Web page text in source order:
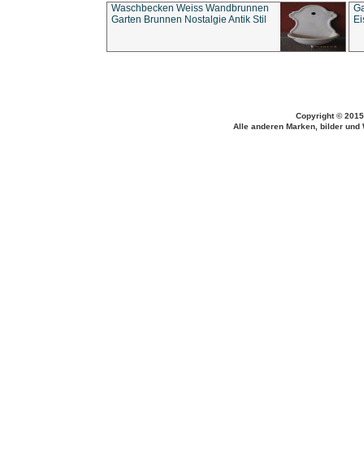
Waschbecken Weiss Wandbrunnen
Garten Brunnen Nostalgie Antik Stil
Copyright ©
Alle anderen Marken, bilder und